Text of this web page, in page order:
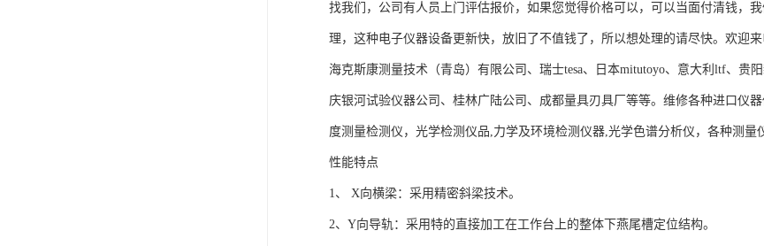
找我们，公司有人员上门评估报价，如果您觉得价格可以，可以当面付清钱，
理，这种电子仪器设备更新快，放旧了不值钱了，所以想处理的请尽快。欢迎
海克斯康测量技术（青岛）有限公司、瑞士tesa、日本mitutoyo、意大利ltf、贵
庆银河试验仪器公司、桂林广陆公司、成都量具刃具厂等等。维修各种进口仪
度测量检测仪，光学检测仪品,力学及环境检测仪器,光学色谱分析仪，各种测量
性能特点
1、 X向横梁：采用精密斜梁技术。
2、Y向导轨：采用特的直接加工在工作台上的整体下燕尾槽定位结构。